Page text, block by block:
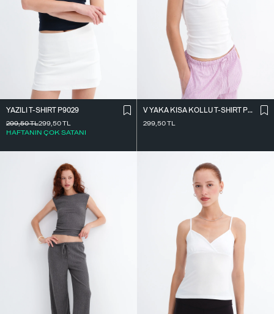
YAZILI T-SHIRT P9029
299,50TL
HAFTANIN ÇOK SATANI
299,50TL
V YAKA KISA KOLLU T-SHIRT P9030
299,50TL